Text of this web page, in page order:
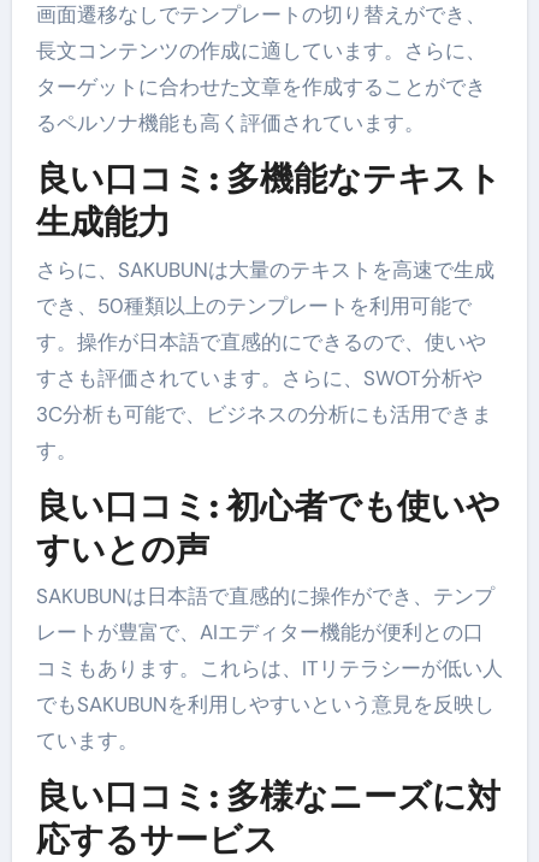
画面遷移なしでテンプレートの切り替えができ、
長文コンテンツの作成に適しています。さらに、
ターゲットに合わせた文章を作成することができ
るペルソナ機能も高く評価されています。
良い口コミ: 多機能なテキスト
生成能力
さらに、SAKUBUNは大量のテキストを高速で生成
でき、50種類以上のテンプレートを利用可能で
す。操作が日本語で直感的にできるので、使いや
すさも評価されています。さらに、SWOT分析や
3C分析も可能で、ビジネスの分析にも活用できま
す。
良い口コミ: 初心者でも使いや
すいとの声
SAKUBUNは日本語で直感的に操作ができ、テンプ
レートが豊富で、AIエディター機能が便利との口
コミもあります。これらは、ITリテラシーが低い人
でもSAKUBUNを利用しやすいという意見を反映し
ています。
良い口コミ: 多様なニーズに対
応するサービス